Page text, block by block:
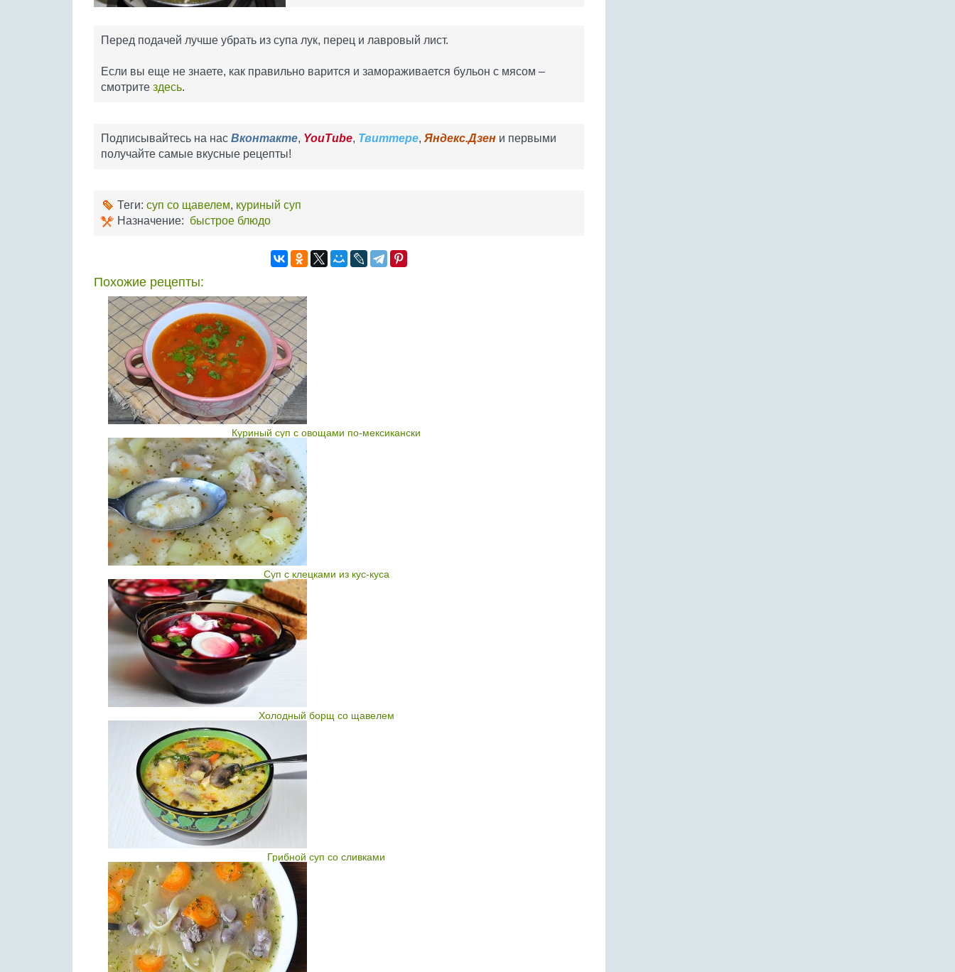
Перед подачей лучше убрать из супа лук, перец и лавровый лист.
Если вы еще не знаете, как правильно варится и замораживается бульон с мясом –
смотрите здесь.
Подписывайтесь на нас Вконтакте, YouTube, Твиттере, Яндекс.Дзен и первыми
получайте самые вкусные рецепты!
Теги: суп со щавелем, куриный суп
Назначение: быстрое блюдо
Похожие рецепты:
Куриный суп с овощами по-мексикански
Суп с клецками из кус-куса
Холодный борщ со щавелем
Грибной суп со сливками